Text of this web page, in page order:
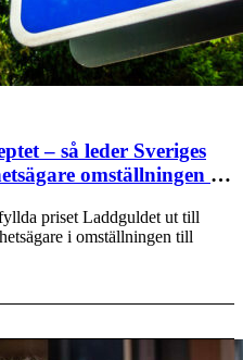
– så leder Sveriges
omställningen till
priset Laddguldet ut till
i omställningen till